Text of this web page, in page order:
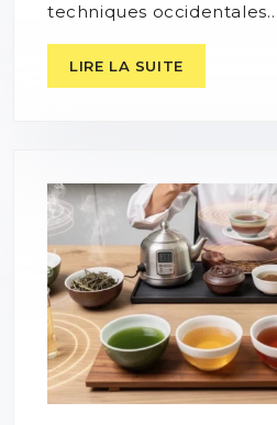
techniques occidentales…
LIRE LA SUITE